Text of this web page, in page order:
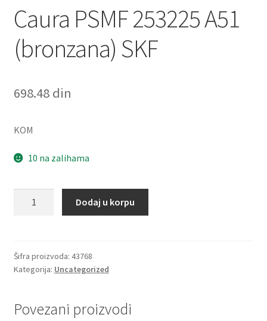
Caura PSMF 253225 A51
(bronzana) SKF
698.48 din
KOM
10 na zalihama
(bronzana)
SKF
Dodaj u korpu
Šifra proizvoda: 43768
Kategorija: Uncategorized
Povezani proizvodi